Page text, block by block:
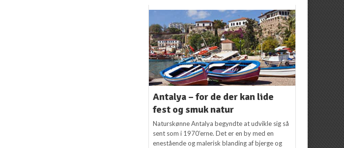
Antalya – for de der kan lide
fest og smuk natur
Naturskønne Antalya begyndte at udvikle sig så
sent som i 1970’erne. Det er en by med en
enestående og malerisk blanding af bjerge og